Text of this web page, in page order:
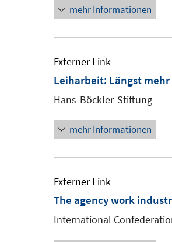
mehr Informationen
Externer Link
Leiharbeit: Längst
Hans-Böckler-Stiftung
mehr Informationen
Externer Link
The agency work
International